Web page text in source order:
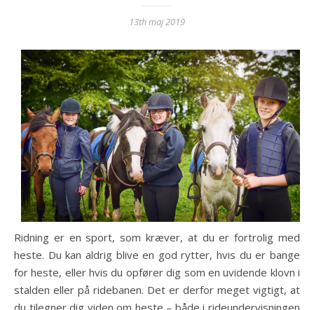
13th maj 2019
Ridning er en sport, som kræver, at du er fortrolig med
heste. Du kan aldrig blive en god rytter, hvis du er bange
for heste, eller hvis du opfører dig som en uvidende klovn i
stalden eller på ridebanen. Det er derfor meget vigtigt, at